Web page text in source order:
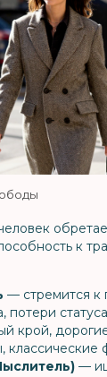
к
— стремится к
потери
крой,
классические
—